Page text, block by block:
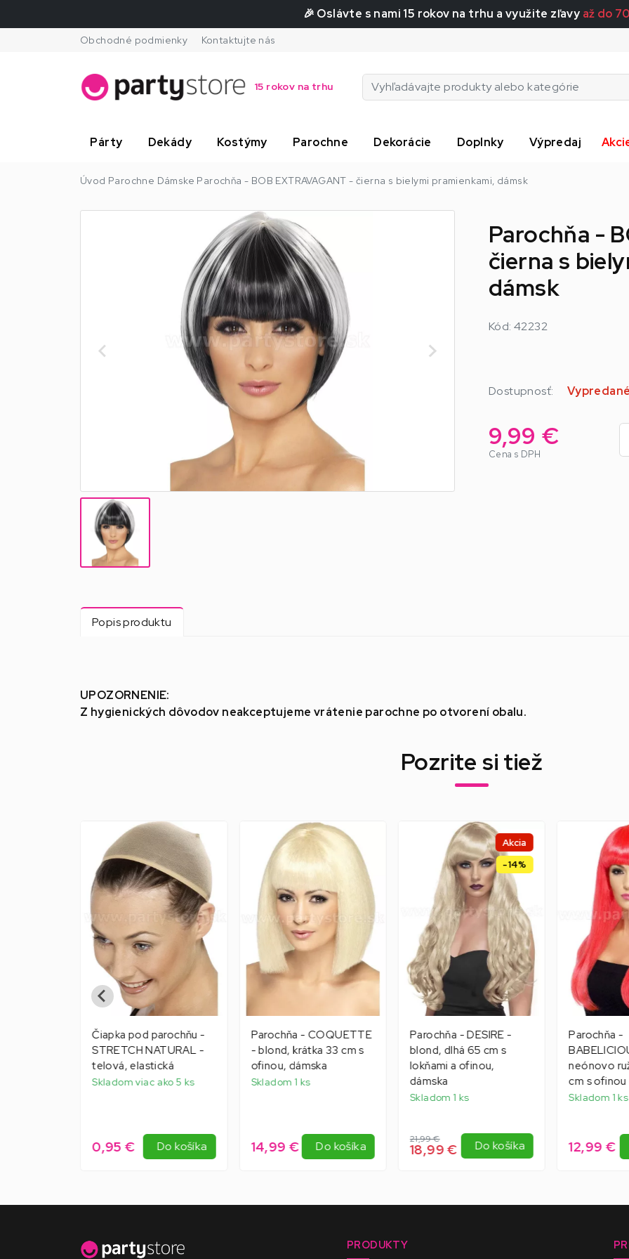
🎉 Oslávte s nami 15 rokov na trhu a využite zľavy až do
Obchodné podmienky Kontaktujte nás
15 rokov na trhu
Párty Dekády Kostýmy Parochne Dekorácie Doplnky Výpredaj
Úvod Parochne Dámske Parochňa - BOB EXTRAVAGANT - čierna s bielymi pramienkami, dámsk
Parochňa -
čierna s
dámsk
Kód: 42232
Dostupnosť: Vypredané
9,99 €
Cena s DPH
Popis produktu
UPOZORNENIE:
Z hygienických dôvodov neakceptujeme vrátenie parochne po otvorení obalu.
Pozrite si tiež
Čiapka pod parochňu -
STRETCH NATURAL -
telová, elastická
Skladom viac ako 5 ks
0,95 € Do košíka
Parochňa - COQUETTE
- blond, krátka 33 cm s
ofinou, dámska
Skladom 1 ks
14,99 € Do košíka
Akcia
-14%
Parochňa - DESIRE -
blond, dlhá 65 cm s
lokňami a ofinou,
dámska
Skladom 1 ks
21,99 €
18,99 € Do košíka
Parochňa -
neónovo
cm s ofinou
Skladom 1 ks
12,99 €
PRODUKTY